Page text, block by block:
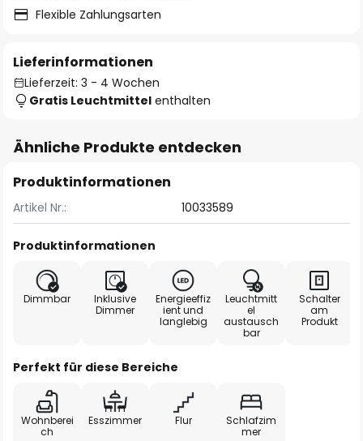
Flexible Zahlungsarten
Lieferinformationen
Lieferzeit: 3 - 4 Wochen
Gratis Leuchtmittel enthalten
Ähnliche Produkte entdecken
Produktinformationen
Artikel Nr.: 10033589
Produktinformationen
Dimmbar
Inklusive
Dimmer
Energieeffiz
ient und
langlebig
Leuchtmitt
el
austausch
bar
Schalter
am
Produkt
Perfekt für diese Bereiche
Wohnberei
ch
Esszimmer Flur
Schlafzim
mer